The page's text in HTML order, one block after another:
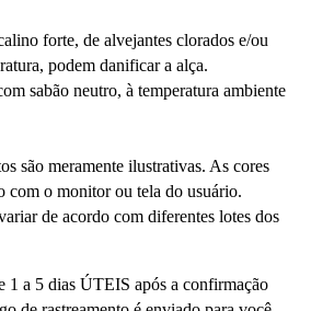
forte, de alvejantes clorados e/ou
podem danificar a alça.
sabão neutro, à temperatura ambiente
são meramente ilustrativas. As cores
com o monitor ou tela do usuário.
de acordo com diferentes lotes dos
1 a 5 dias ÚTEIS após a confirmação